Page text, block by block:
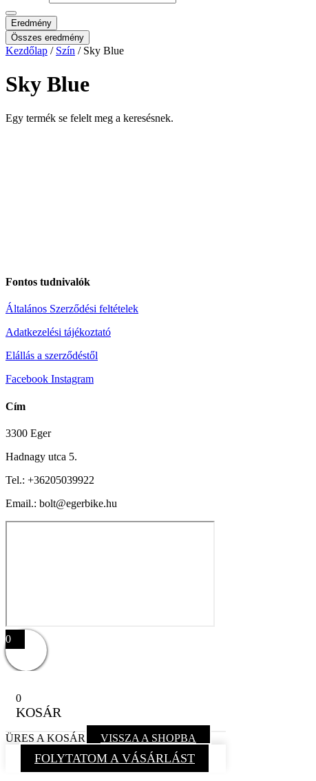
Eredmény
Összes eredmény
Kezdőlap / Szín / Sky Blue
Sky Blue
Egy termék se felelt meg a keresésnek.
Fontos tudnivalók
Általános Szerződési feltételek
Adatkezelési tájékoztató
Elállás a szerződéstől
Facebook Instagram
Cím
3300 Eger
Hadnagy utca 5.
Tel.: +36205039922
Email.: bolt@egerbike.hu
0
0
KOSÁR
ÜRES A KOSÁR VISSZA A SHOPBA
FOLYTATOM A VÁSÁRLÁST